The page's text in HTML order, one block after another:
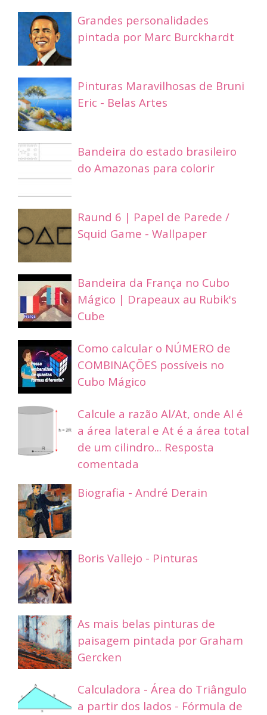
Grandes personalidades
pintada por Marc Burckhardt
Pinturas Maravilhosas de Bruni
Eric - Belas Artes
Bandeira do estado brasileiro
do Amazonas para colorir
Raund 6 | Papel de Parede /
Squid Game - Wallpaper
Bandeira da França no Cubo
Mágico | Drapeaux au Rubik's
Cube
Como calcular o NÚMERO de
COMBINAÇÕES possíveis no
Cubo Mágico
Calcule a razão Al/At, onde Al é
a área lateral e At é a área total
de um cilindro... Resposta
comentada
Biografia - André Derain
Boris Vallejo - Pinturas
As mais belas pinturas de
paisagem pintada por Graham
Gercken
Calculadora - Área do Triângulo
a partir dos lados - Fórmula de